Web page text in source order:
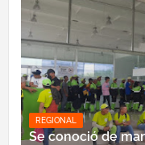
REGIONAL
Se conoció de